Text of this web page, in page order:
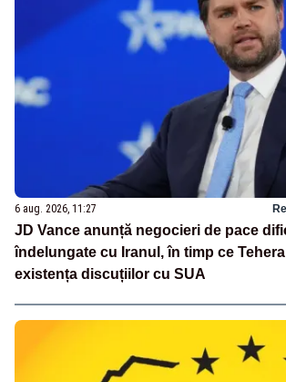
6 aug. 2026, 11:27
JD Vance anunță negocieri de pace
îndelungate cu Iranul, în timp ce
existența discuțiilor cu SUA